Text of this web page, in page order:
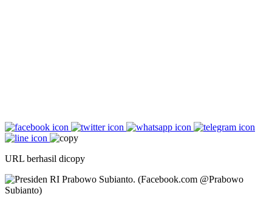
URL berhasil dicopy